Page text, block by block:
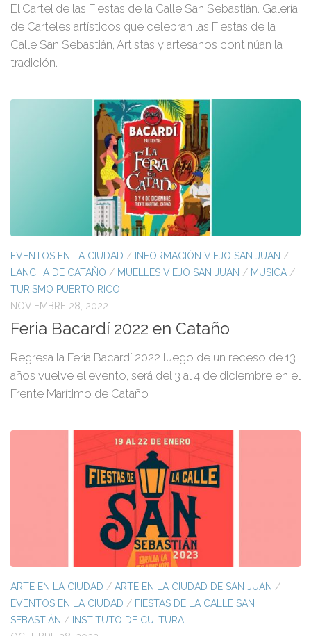
El Cartel de las Fiestas de la Calle San Sebastián. Galería
de Carteles artísticos que celebran las Fiestas de la
Calle San Sebastián, Artistas y artesanos continúan la
tradición.
EVENTOS EN LA CIUDAD / INFORMACIÓN VIEJO SAN JUAN /
LANCHA DE CATAÑO / MUELLES VIEJO SAN JUAN / MUSICA /
TURISMO PUERTO RICO
NOVIEMBRE 28, 2022
Feria Bacardí 2022 en Cataño
Regresa la Feria Bacardí 2022 luego de un receso de 13
años vuelve el evento, será del 3 al 4 de diciembre en el
Frente Marítimo de Cataño
ARTE EN LA CIUDAD / ARTE EN LA CIUDAD DE SAN JUAN /
EVENTOS EN LA CIUDAD / FIESTAS DE LA CALLE SAN
SEBASTIÁN / INSTITUTO DE CULTURA